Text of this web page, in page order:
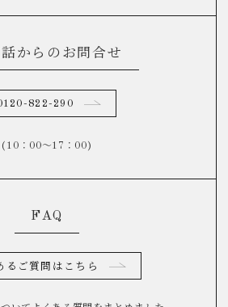
からのお問合せ
822-290
(10：00～17：00)
FAQ
るご質問はこちら